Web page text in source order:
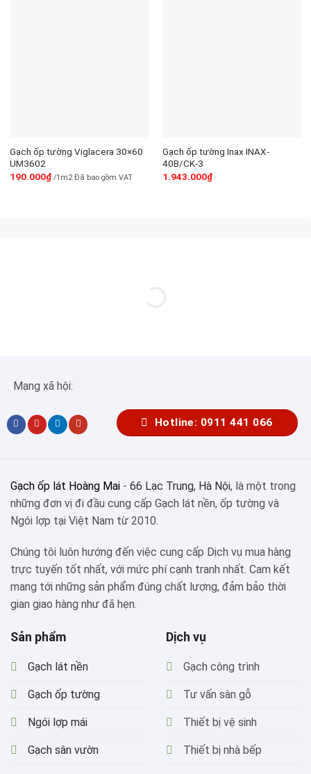
Gạch ốp tường Viglacera 30×60
UM3602
190.000₫/1m2 Đã bao gồm VAT
Gạch ốp tường Inax INAX-
40B/CK-3
1.943.000₫
Mạng xã hội:
Hotline: 0911 441 066
Gạch ốp lát Hoàng Mai - 66 Lạc Trung, Hà Nội, là một trong
những đơn vị đi đầu cung cấp Gạch lát nền, ốp tường và
Ngói lợp tại Việt Nam từ 2010.
Chúng tôi luôn hướng đến việc cung cấp Dịch vụ mua hàng
trực tuyến tốt nhất, với mức phí cạnh tranh nhất. Cam kết
mang tới những sản phẩm đúng chất lượng, đảm bảo thời
gian giao hàng như đã hẹn.
Sản phẩm
Gạch lát nền
Gạch ốp tường
Ngói lợp mái
Gạch sân vườn
Dịch vụ
Gạch công trình
Tư vấn sàn gỗ
Thiết bị vệ sinh
Thiết bị nhà bếp